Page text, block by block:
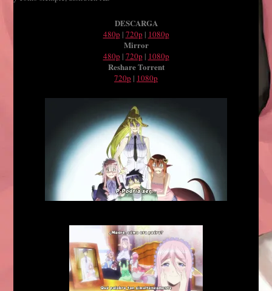
DESCARGA
480p | 720p | 1080p
Mirror
480p | 720p | 1080p
Reshare Torrent
720p | 1080p